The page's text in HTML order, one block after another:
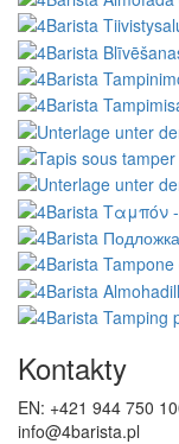
Kontakty
EN: +421 944 750
info@4barista.pl